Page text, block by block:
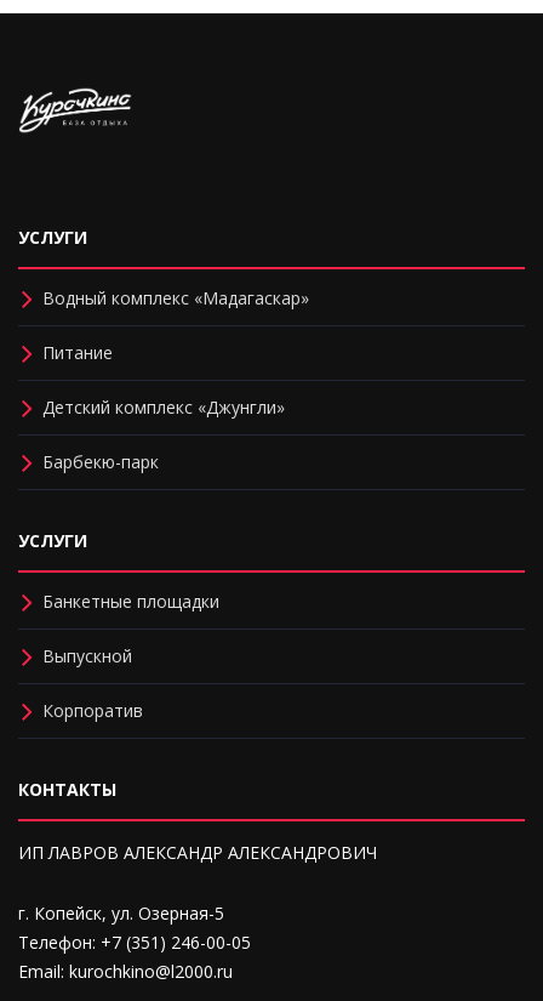
УСЛУГИ
Водный комплекс «Мадагаскар»
Питание
Детский комплекс «Джунгли»
Барбекю-парк
УСЛУГИ
Банкетные площадки
Выпускной
Корпоратив
КОНТАКТЫ
ИП ЛАВРОВ АЛЕКСАНДР АЛЕКСАНДРОВИЧ
г. Копейск, ул. Озерная-5
Телефон: +7 (351) 246-00-05
Email: kurochkino@l2000.ru